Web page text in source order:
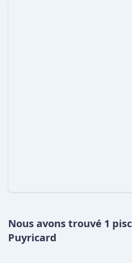
Nous avons trouvé 1
Puyricard